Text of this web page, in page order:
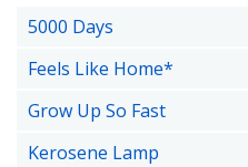
5000 Days
Feels Like Home*
Grow Up So Fast
Kerosene Lamp